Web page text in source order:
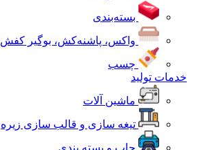
بسته‌بندی
واکس، پاشنه‌کش، بوگیر کفش
چسب
خدمات تولید
ماشین آلات
تیغه سازی و قالب سازی زیره
چاپ و بسته بندی